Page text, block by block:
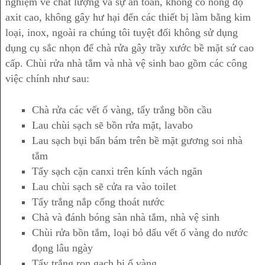
axit cao, không gây hư hại đến các thiết bị làm bằng kim
loại, inox, ngoài ra chúng tôi tuyệt đối không sử dụng
dụng cụ sắc nhọn để chà rửa gây trầy xước bề mặt sứ cao
cấp. Chùi rửa nhà tắm và nhà vệ sinh bao gồm các công
việc chính như sau:
Chà rửa các vết ố vàng, tẩy trắng bồn cầu
Lau chùi sạch sẽ bồn rửa mặt, lavabo
Lau sạch bụi bẩn bám trên bề mặt gương soi nhà
tắm
Tẩy sạch cặn canxi trên kính vách ngăn
Lau chùi sạch sẽ cửa ra vào toilet
Tẩy trắng nắp cống thoát nước
Chà và đánh bóng sàn nhà tắm, nhà vệ sinh
Chùi rửa bồn tắm, loại bỏ dấu vết ố vàng do nước
đọng lâu ngày